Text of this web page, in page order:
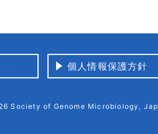
個人情報保護方針
Society of Genome Microbiology,